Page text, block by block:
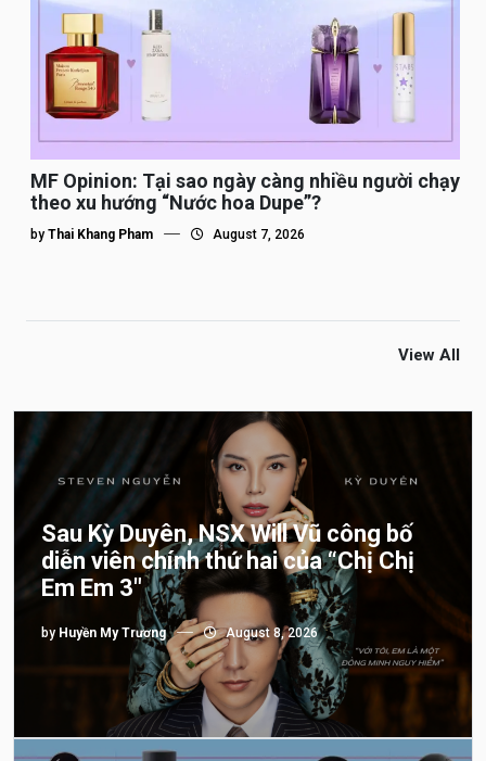
MF Opinion: Tại sao ngày càng nhiều người chạy
theo xu hướng “Nước hoa Dupe”?
by Thai Khang Pham August 7, 2026
View All
Sau Kỳ Duyên, NSX Will Vũ công bố
diễn viên chính thứ hai của “Chị Chị
Em Em 3″
by Huyền My Trương August 8, 2026